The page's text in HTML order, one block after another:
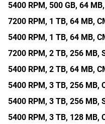
5400 RPM, 500 GB, 64 MB,
7200 RPM, 1 TB, 64 MB,
5400 RPM, 1 TB, 64 MB,
7200 RPM, 2 TB, 256 MB,
5400 RPM, 2 TB, 64 MB,
5400 RPM, 3 TB, 256 MB,
5400 RPM, 3 TB, 256 MB,
5400 RPM, 3 TB, 128 MB,